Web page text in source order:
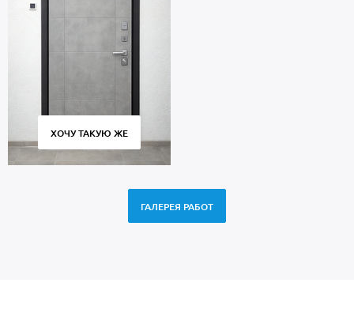
ХОЧУ ТАКУЮ ЖЕ
ГАЛЕРЕЯ РАБОТ